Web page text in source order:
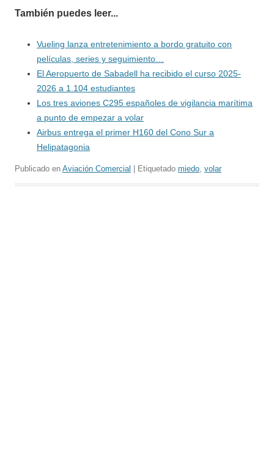
También puedes leer...
Vueling lanza entretenimiento a bordo gratuito con
películas, series y seguimiento…
El Aeropuerto de Sabadell ha recibido el curso 2025-
2026 a 1.104 estudiantes
Los tres aviones C295 españoles de vigilancia marítima
a punto de empezar a volar
Airbus entrega el primer H160 del Cono Sur a
Helipatagonia
Publicado en Aviación Comercial | Etiquetado miedo volar